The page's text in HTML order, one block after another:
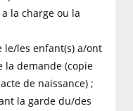
la charge ou la
les enfant(s) a/ont
la demande (copie
de naissance) ;
la garde du/des